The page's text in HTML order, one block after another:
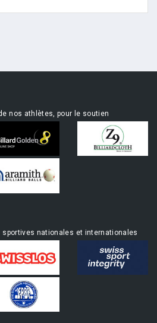
nos athlètes, pour le soutien
nationales et internationales